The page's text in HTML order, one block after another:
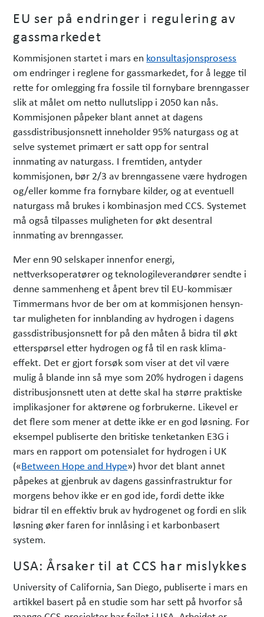
EU ser på endringer i regulering av
gassmarkedet
Kommisjonen startet i mars en konsultasjonsprosess
om endringer i reglene for gassmarkedet, for å legge til
rette for omlegging fra fossile til fornybare brenngasser
slik at målet om netto nullutslipp i 2050 kan nås.
Kommisjonen påpeker blant annet at dagens
gassdistribusjonsnett inneholder 95% naturgass og at
selve systemet primært er satt opp for sentral
innmating av naturgass. I fremtiden, antyder
kommisjonen, bør 2/3 av brenngassene være hydrogen
og/eller komme fra fornybare kilder, og at eventuell
naturgass må brukes i kombinasjon med CCS. Systemet
må også tilpasses muligheten for økt desentral
innmating av brenngasser.
Mer enn 90 selskaper innenfor energi,
nettverksoperatører og teknologileverandører sendte i
denne sammenheng et åpent brev til EU-kommisær
Timmermans hvor de ber om at kommisjonen hensyn­
tar muligheten for innblanding av hydrogen i dagens
gassdistribusjonsnett for på den måten å bidra til økt
etterspørsel etter hydrogen og få til en rask klima-
effekt. Det er gjort forsøk som viser at det vil være
mulig å blande inn så mye som 20% hydrogen i dagens
distribusjonsnett uten at dette skal ha større praktiske
implika­sjoner for aktørene og forbrukerne. Likevel er
det flere som mener at dette ikke er en god løsning. For
eksempel publiserte den britiske tenketanken E3G i
mars en rapport om potensialet for hydrogen i UK
(«Between Hope and Hype») hvor det blant annet
påpekes at gjenbruk av dagens gassinfra­struktur for
morgens behov ikke er en god ide, fordi dette ikke
bidrar til en effektiv bruk av hydrogenet og fordi en slik
løsning øker faren for innlåsing i et karbon­basert
system.
USA: Årsaker til at CCS har mislykkes
University of California, San Diego, publiserte i mars en
artikkel basert på en studie som har sett på hvorfor så